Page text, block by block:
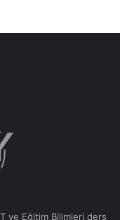
ve Eğitim Bilimleri ders